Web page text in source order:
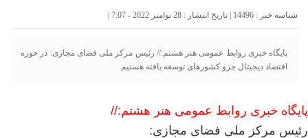
شناسه خبر : 14496 | تاریخ انتشار : 28 نوامبر 2022 - 7:07 |
پایگاه خبری روابط عمومی هنر هشتم:// رئیس مرکز ملی فضای مجازی: در حوزه
اقتصاد دیجیتال جزو کشورهای توسعه یافته هستیم
پایگاه خبری روابط عمومی هنر هشتم://
رئیس مرکز ملی فضای مجازی: